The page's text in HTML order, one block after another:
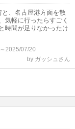
、名古屋港方面を散
気軽に行ったらすごく
時間が足りなかったけ
2025/07/20
by ガッシュさん